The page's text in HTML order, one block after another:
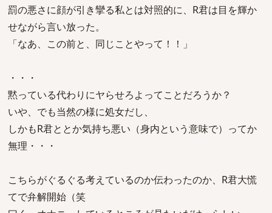
罰の悪さに顔が引き攣る私とは対照的に、R君は目を輝か
せながら言い放った。
「なあ、この前と、同じことやって！！」
・・・
黙っている代わりにヤらせろよってことだろうか？
いや、でも当然の様に処女だし、
しかもR君ととか気持ち悪い（身内という意味で）ってか
無理・・・
こちらがぐるぐる考えているのか伝わったのか、R君大慌
てで弁解開始（笑